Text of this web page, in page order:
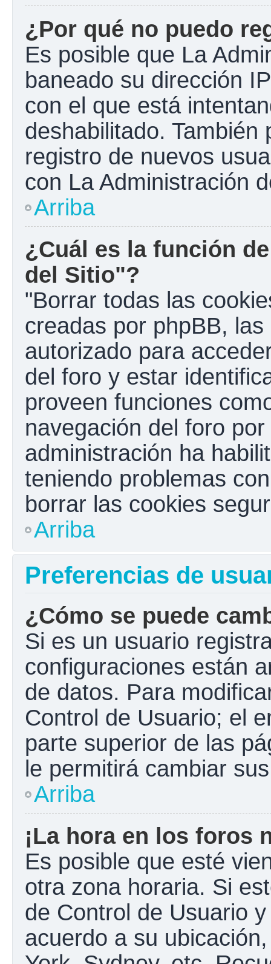
¿Por qué no puedo
Es posible que La
baneado su dirección
con el que está
deshabilitado.
registro de nuevos
con La Administración
Arriba
¿Cuál es la función
del Sitio"?
"Borrar todas las
creadas por phpBB,
autorizado para
del foro y estar
proveen funciones
navegación del foro
administración ha
teniendo problemas
borrar las cookies
Arriba
Preferencias de
¿Cómo se puede
Si es un usuario
configuraciones están
de datos. Para
Control de Usuario; el
parte superior de las
le permitirá cambiar
Arriba
¡La hora en los foros
Es posible que esté
otra zona horaria. Si
de Control de Usuario
acuerdo a su